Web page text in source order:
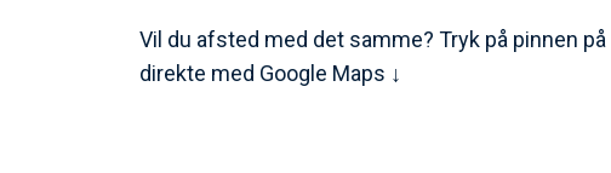
Vil du afsted med det samme? Tryk på pinnen
direkte med Google Maps ↓